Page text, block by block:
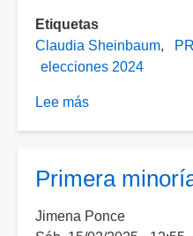
Etiquetas
Claudia Sheinbaum
elecciones 2024
Lee más
elección
judicial
que
Primera
Jimena Ponce